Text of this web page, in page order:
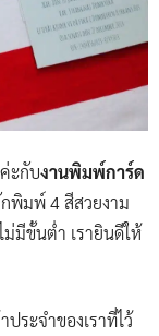
ะกับงานพิมพ์การ์ด
พิมพ์ 4 สีสวยงาม
มีขั้นต่ำ เรายินดีให้
ระจำของเราที่ไว้